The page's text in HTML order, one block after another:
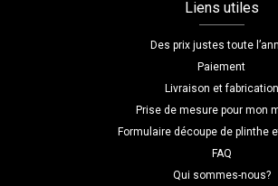
P=70Liens utiles
Des prix justes toute
Paiement
Livraison et fabrication
Prise de mesure pour mon
Formulaire découpe de plinthe
FAQ
Qui sommes-nous?